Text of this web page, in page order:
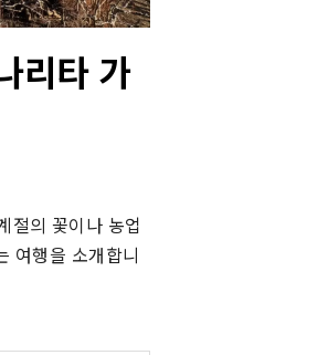
리타 가
절의 꽃이나 농업
여행을 소개합니